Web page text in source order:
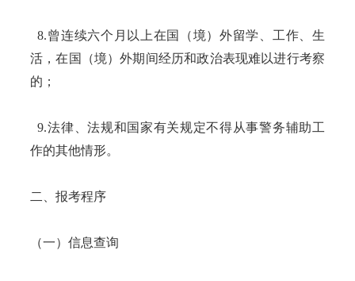
8.曾连续六个月以上在国（境）外留学、工作、生
活，在国（境）外期间经历和政治表现难以进行考察
的；
9.法律、法规和国家有关规定不得从事警务辅助工
作的其他情形。
二、报考程序
（一）信息查询